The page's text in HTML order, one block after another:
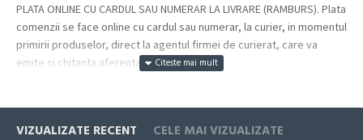
PLATA ONLINE CU CARDUL SAU NUMERAR LA LIVRARE (RAMBURS). Plata
comenzii se face online cu cardul sau numerar, la curier, in momentul
primirii produselor, direct la agentul firmei de curierat, care va
emite si chitanta aferenta incasarii.
VIZUALIZATE RECENT CELE MAI VIZUALIZATE